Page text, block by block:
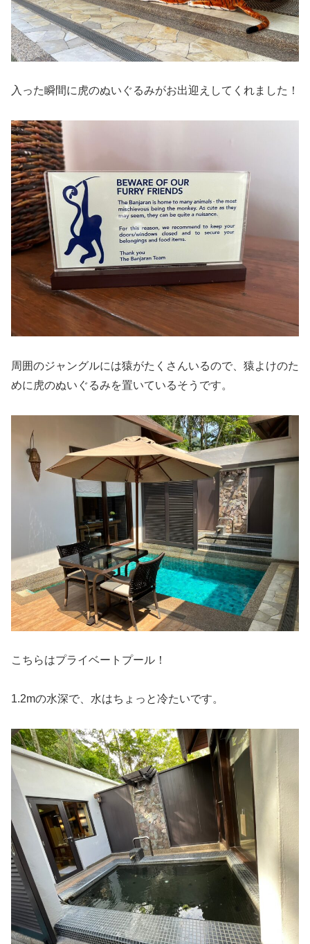
入った瞬間に虎のぬいぐるみがお出迎えしてくれました！
周囲のジャングルには猿がたくさんいるので、猿よけのた
めに虎のぬいぐるみを置いているそうです。
こちらはプライベートプール！
1.2mの水深で、水はちょっと冷たいです。